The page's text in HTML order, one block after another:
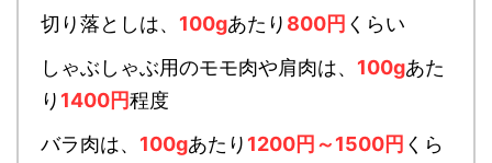
切り落としは、 100gあたり 800円 くらい
しゃぶしゃぶ用のモモ肉や肩肉は、 100gあた
り 1400円程度
バラ肉は、 100gあたり 1200円～1500円 くら